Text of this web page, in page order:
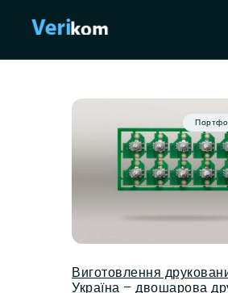
ПОРТФОЛІО
СТАТТІ
Виготовлення
Україна – двошарова